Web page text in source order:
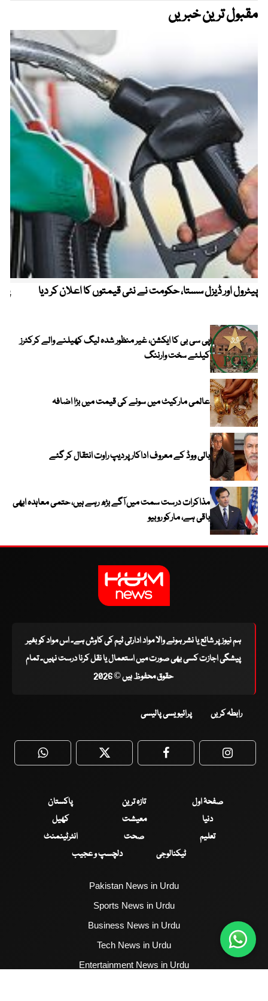
مقبول ترین خبریں
پیٹرول اور ڈیزل سستا، حکومت نے نئی قیمتوں کا اعلان کر دیا
پی سی بی کا ایکشن، غیر منظور شدہ لیگ کھیلنے والے کرکٹرز
کیلئے سخت وارننگ
عالمی مارکیٹ میں سونے کی قیمت میں بڑا اضافہ
بالی ووڈ کے معروف اداکار پردیپ راوت انتقال کر گئے
مذاکرات درست سمت میں آگے بڑھ رہے ہیں، حتمی معاہدہ ابھی
باقی ہے، مارکو روبیو
ہم نیوز پر شائع یا نشر ہونے والا مواد ادارتی ٹیم کی کاوش ہے۔ اس مواد کو بغیر
پیشگی اجازت کسی بھی صورت میں استعمال یا نقل کرنا درست نہیں۔ تمام
حقوق محفوظ ہیں © 2026
رابطہ کریں پرائیویسی پالیسی
WhatsApp Twitter Facebook
صفحۂ اول تازہ ترین
پاکستان
دنیا
معیشت
کھیل
تعلیم
صحت
انٹرٹینمنٹ
ٹیکنالوجی
دلچسپ و عجیب
Pakistan News in Urdu
Sports News in Urdu
Business News in Urdu
Tech News in Urdu
Entertainment News in Urdu